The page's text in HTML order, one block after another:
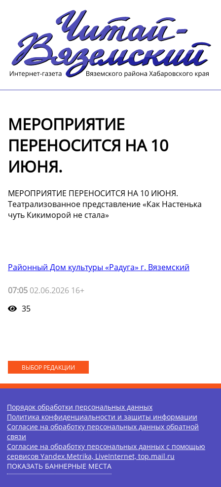
МЕРОПРИЯТИЕ
ПЕРЕНОСИТСЯ НА 10
ИЮНЯ.
МЕРОПРИЯТИЕ ПЕРЕНОСИТСЯ НА 10 ИЮНЯ.
Театрализованное представление «Как Настенька
чуть Кикиморой не стала»
Районный Дом культуры «Радуга» г. Вяземский
07:05 02.06.2026 16+
35
ВЫБОР РЕДАКЦИИ
Порядок обработки персональных данных
Политика конфиденциальности и защиты информации
Согласие на обработку персональных данных обратной
связи
Согласие на обработку персональных данных с помощью
сервисов Yandex.Metrika, LiveInternet, top.mail.ru
ПОКАЗАТЬ БАННЕРНЫЕ МЕСТА